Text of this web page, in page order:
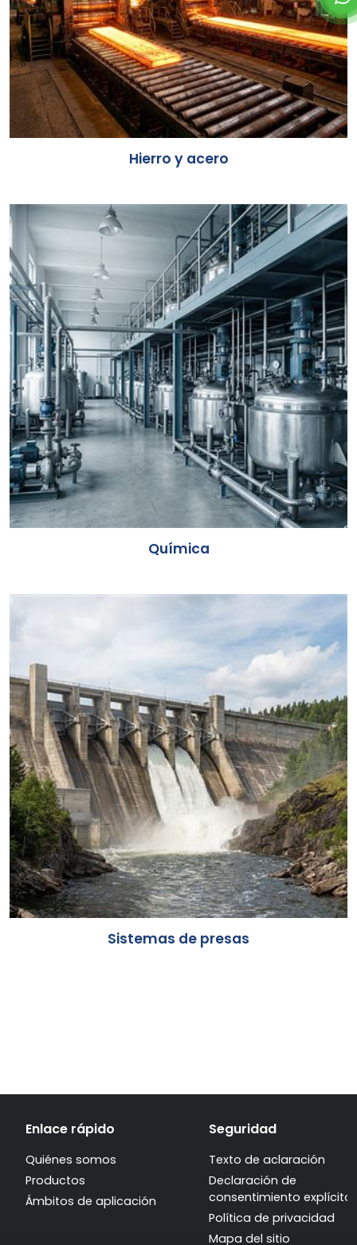
Hierro y acero
Química
Sistemas de presas
Enlace rápido
Quiénes somos
Productos
Ámbitos de aplicación
Seguridad
Texto de aclaración
Declaración de
consentimiento explícito
Política de privacidad
Mapa del sitio